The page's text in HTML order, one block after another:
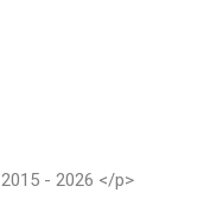
- 2026 </p>